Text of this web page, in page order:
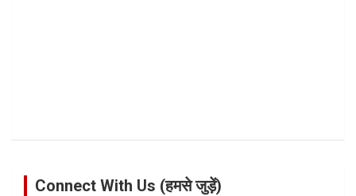
Connect With Us (हमसे जुड़ें)